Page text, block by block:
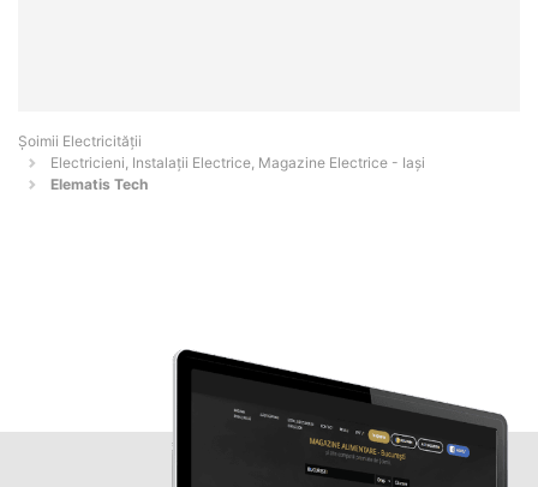
Șoimii Electricității
Electricieni, Instalații Electrice, Magazine Electrice - Iaşi
Elematis Tech